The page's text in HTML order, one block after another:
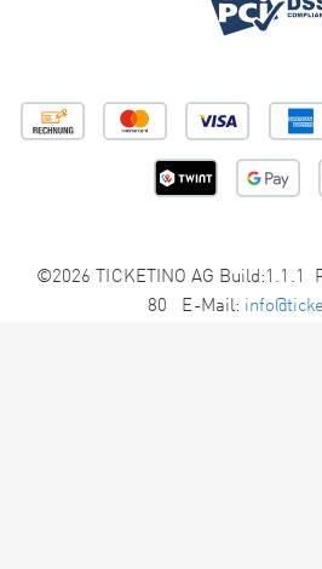
©2026 TICKETINO AG Build:1.1.1
80 E-Mail: